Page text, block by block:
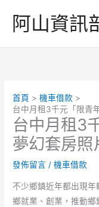
阿山資訊
首頁
機車借款
台中月租3千元「限青
台中月租3
夢幻套房照
發佈留言 /機車借款
不少鄉鎮近年都出現
鄉就業、創業，推動